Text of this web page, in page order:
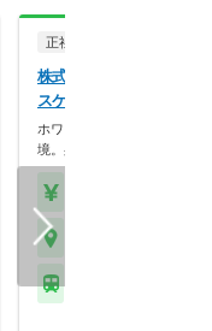
正社員
株式会社ココカラファイ
スケア 東邦薬局 清瀬松
ホワイト500認定のクリーン
境。身だしなみの自…